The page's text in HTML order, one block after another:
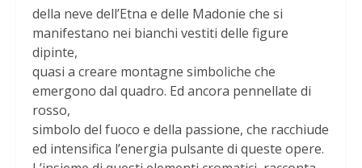
della neve dell’Etna e delle Madonie che si
manifestano nei bianchi vestiti delle figure
dipinte,
quasi a creare montagne simboliche che
emergono dal quadro. Ed ancora pennellate di
rosso,
simbolo del fuoco e della passione, che racchiude
ed intensifica l’energia pulsante di queste opere.